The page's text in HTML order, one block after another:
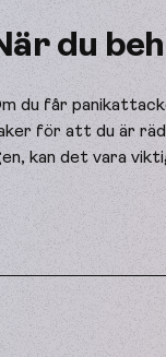
du
du får
för att du är
kan det vara